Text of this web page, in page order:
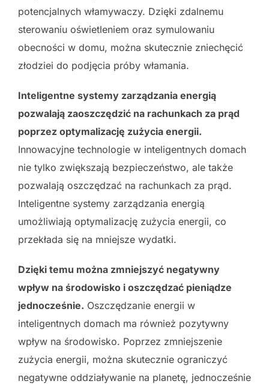
potencjalnych włamywaczy. Dzięki zdalnemu
sterowaniu oświetleniem oraz symulowaniu
obecności w domu, można skutecznie zniechęcić
złodziei do podjęcia próby włamania.
Inteligentne systemy zarządzania energią
pozwalają zaoszczędzić na rachunkach za prąd
poprzez optymalizację zużycia energii.
Innowacyjne technologie w inteligentnych domach
nie tylko zwiększają bezpieczeństwo, ale także
pozwalają oszczędzać na rachunkach za prąd.
Inteligentne systemy zarządzania energią
umożliwiają optymalizację zużycia energii, co
przekłada się na mniejsze wydatki.
Dzięki temu można zmniejszyć negatywny
wpływ na środowisko i oszczędzać pieniądze
jednocześnie. Oszczędzanie energii w
inteligentnych domach ma również pozytywny
wpływ na środowisko. Poprzez zmniejszenie
zużycia energii, można skutecznie ograniczyć
negatywne oddziaływanie na planetę, jednocześnie